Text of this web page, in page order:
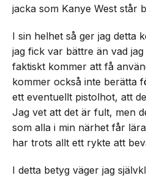
jacka som Kanye West står
I sin helhet så ger jag detta
jag fick var bättre än vad
faktiskt kommer att få
kommer också inte berätta
ett eventuellt pistolhot, att
Jag vet att det är fult, men
som alla i min närhet får
har trots allt ett rykte att
I detta betyg väger jag